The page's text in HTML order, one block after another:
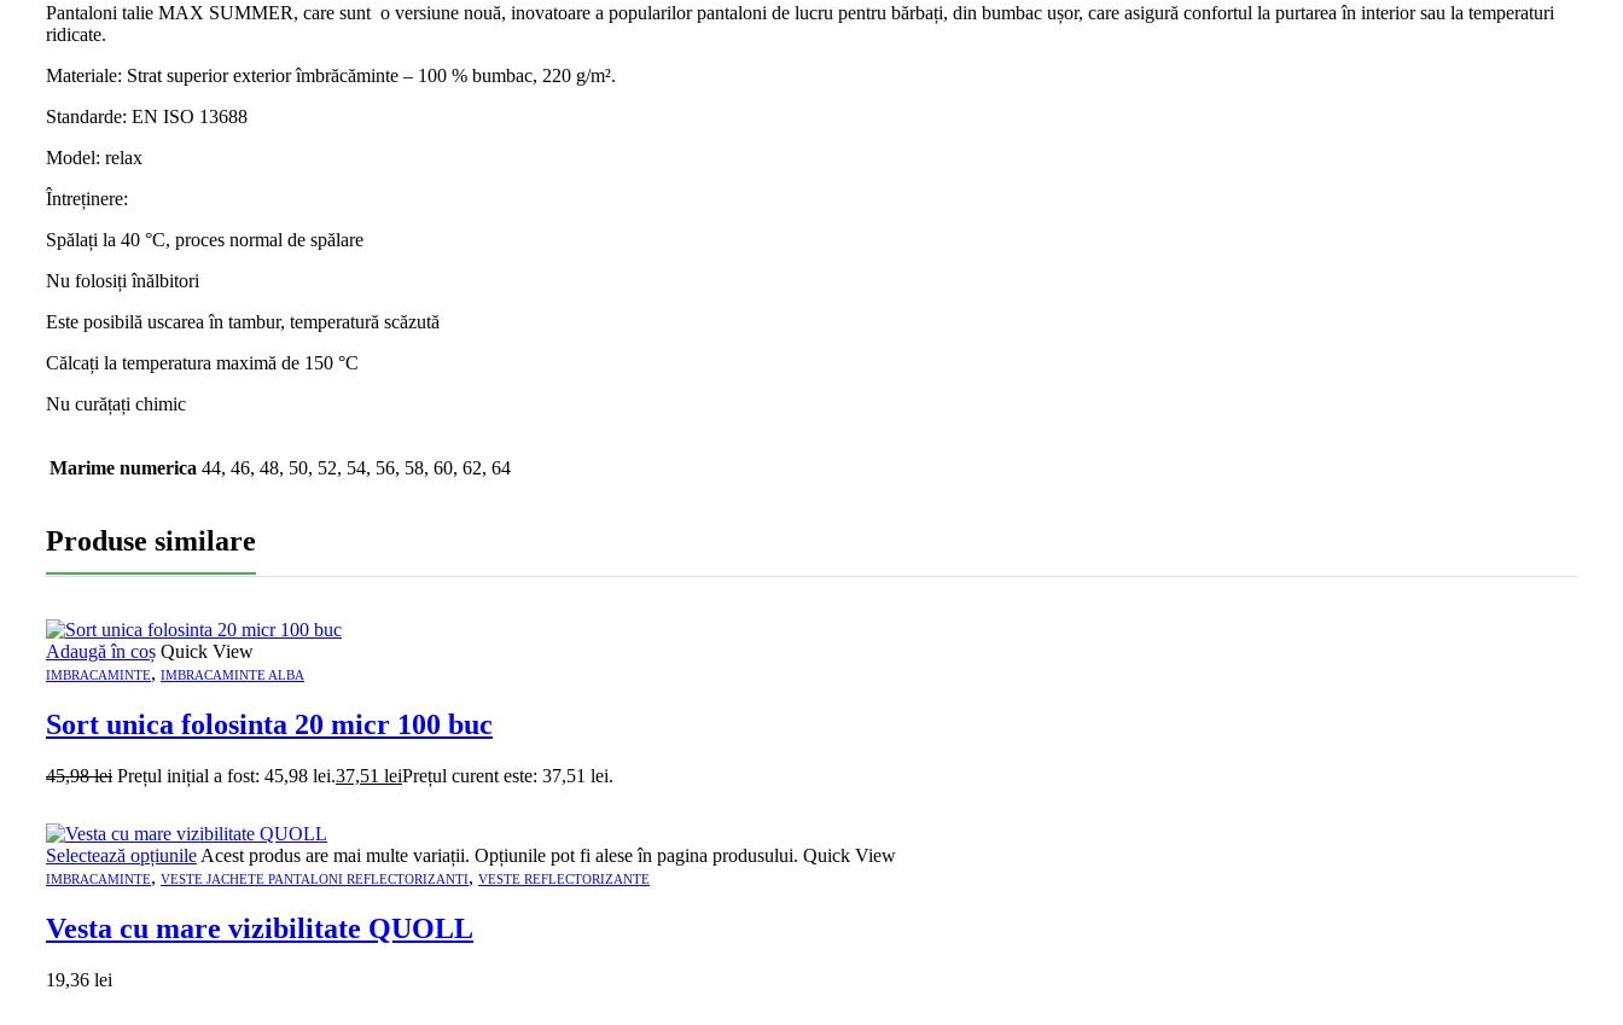
Pantaloni talie MAX SUMMER, care sunt o versiune nouă, inovatoare a popularilor pantaloni de lucru pentru bărbați, din bumbac ușor, care asigură confortul la purtarea în interior sau la temperaturi
ridicate.
Materiale: Strat superior exterior îmbrăcăminte – 100 % bumbac, 220 g/m².
Standarde: EN ISO 13688
Model: relax
Întreținere:
Spălați la 40 °C, proces normal de spălare
Nu folosiți înălbitori
Este posibilă uscarea în tambur, temperatură scăzută
Călcați la temperatura maximă de 150 °C
Nu curățați chimic
Marime numerica 44, 46, 48, 50, 52, 54, 56, 58, 60, 62, 64
Produse similare
Adaugă în coș Quick View
IMBRACAMINTE, IMBRACAMINTE ALBA
Sort unica folosinta 20 micr 100 buc
45,98lei Prețul inițial a fost: 45,98 lei.37,51 leiPrețul curent este: 37,51 lei.
Selectează opțiunile Acest produs are mai multe variații. Opțiunile pot fi alese în pagina produsului. Quick View
IMBRACAMINTE, VESTE JACHETE PANTALONI REFLECTORIZANTI, VESTE REFLECTORIZANTE
Vesta cu mare vizibilitate QUOLL
19,36 lei